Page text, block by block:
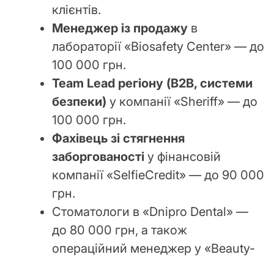
клієнтів.
Менеджер із продажу в
лабораторії «Biosafety Center» — до
100 000 грн.
Team Lead регіону (B2B, системи
безпеки) у компанії «Sheriff» — до
100 000 грн.
Фахівець зі стягнення
заборгованості у фінансовій
компанії «SelfieCredit» — до 90 000
грн.
Стоматологи в «Dnipro Dental» —
до 80 000 грн, а також
операційний менеджер у «Beauty-